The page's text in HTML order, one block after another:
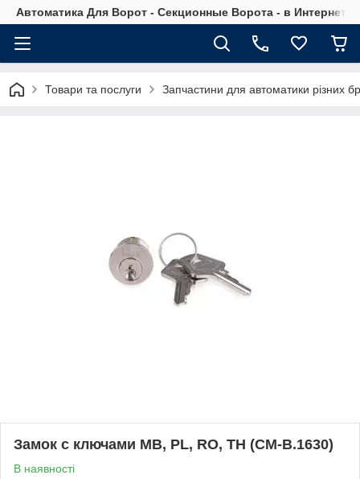
Автоматика Для Ворот - Секционные Ворота - в Интернет
Товари та послуги Запчастини для автоматики різних
Замок с ключами MB, PL, RO, TH (CM-B.1630)
В наявності